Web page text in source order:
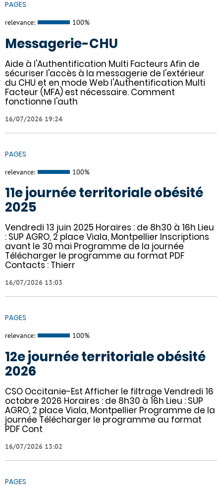
PAGES
relevance: 100%
Messagerie-CHU
Aide à l'Authentification Multi Facteurs Afin de
sécuriser l'accès à la messagerie de l'extérieur
du CHU et en mode Web l'Authentification Multi
Facteur (MFA) est nécessaire. Comment
fonctionne l'auth
16/07/2026 19:24
PAGES
relevance: 100%
11e journée territoriale obésité
2025
Vendredi 13 juin 2025 Horaires : de 8h30 à 16h Lieu
: SUP AGRO, 2 place Viala, Montpellier Inscriptions
avant le 30 mai Programme de la journée
Télécharger le programme au format PDF
Contacts : Thierr
16/07/2026 13:03
PAGES
relevance: 100%
12e journée territoriale obésité
2026
CSO Occitanie-Est Afficher le filtrage Vendredi 16
octobre 2026 Horaires : de 8h30 à 16h Lieu : SUP
AGRO, 2 place Viala, Montpellier Programme de la
journée Télécharger le programme au format
PDF Cont
16/07/2026 13:02
PAGES